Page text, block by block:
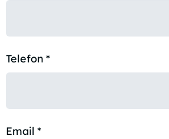
Telefon *
Email *